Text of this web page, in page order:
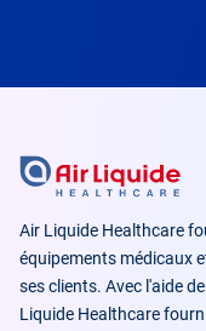
Air Liquide Healthcare
équipements médicaux
ses clients. Avec l'aide
Liquide Healthcare